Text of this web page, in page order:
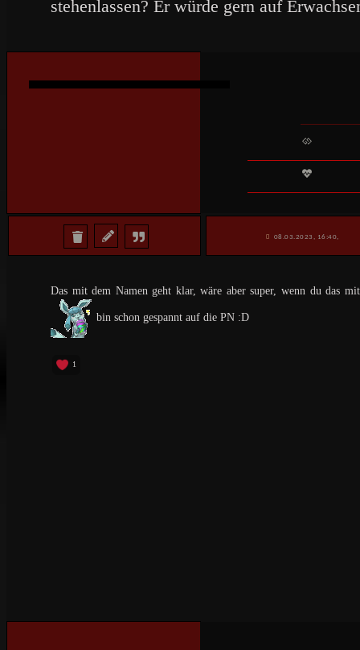
stehenlassen? Er würde gern auf
08.03.2023, 16:40,
Das mit dem Namen geht klar, wäre aber super, wenn du das
bin schon gespannt auf die PN :D
1